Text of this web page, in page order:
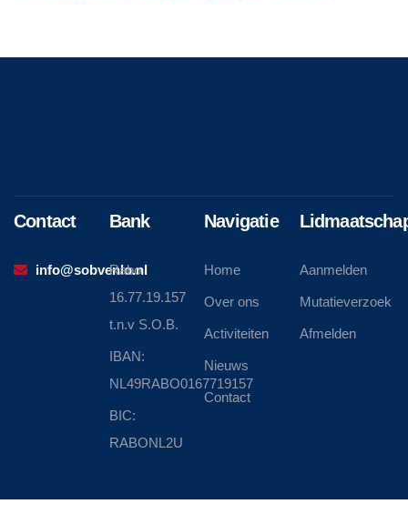
Contact
info@sobvenlo.nl
Bank
Rabo
16.77.19.157
t.n.v S.O.B.
IBAN:
NL49RABO0167719157
BIC:
RABONL2U
Navigatie
Home
Over ons
Activiteiten
Nieuws
Contact
Aanmelden
Mutatieverzoek
Afmelden